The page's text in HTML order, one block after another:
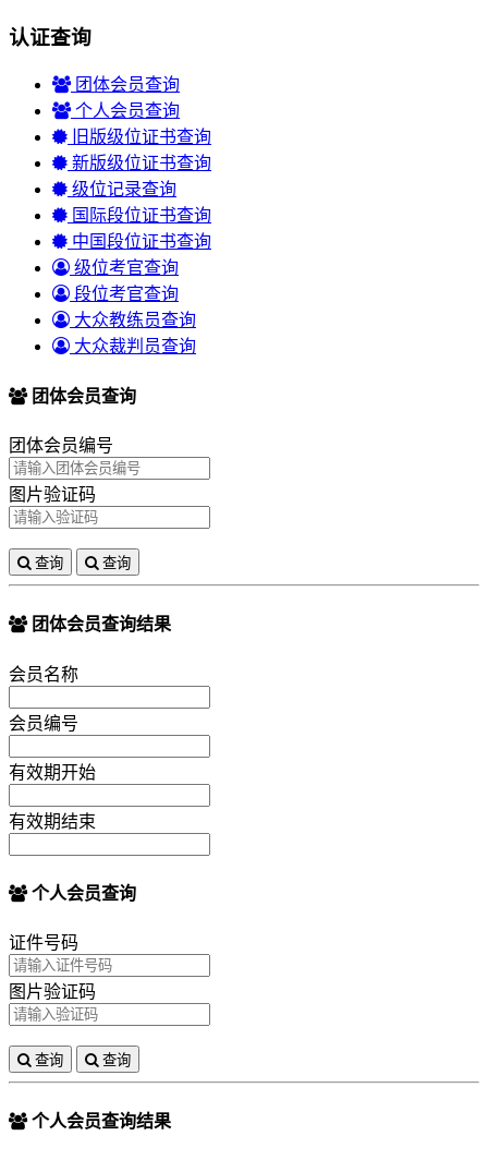
认证查询
团体会员查询
个人会员查询
旧版级位证书查询
新版级位证书查询
级位记录查询
国际段位证书查询
中国段位证书查询
级位考官查询
段位考官查询
大众教练员查询
大众裁判员查询
团体会员查询
团体会员编号
图片验证码
查询 查询
团体会员查询结果
会员名称
会员编号
有效期开始
有效期结束
个人会员查询
证件号码
图片验证码
查询 查询
个人会员查询结果